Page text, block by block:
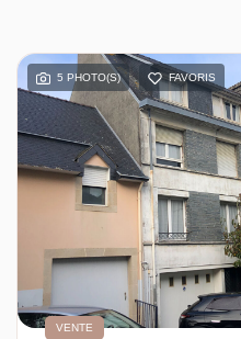
5 PHOTO(S) FAVORIS
VENTE